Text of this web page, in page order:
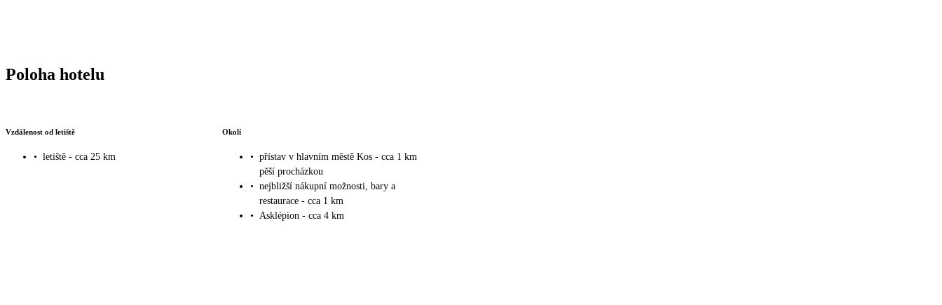
Poloha hotelu
Vzdálenost od letiště
• letiště - cca 25 km
Okolí
• přístav v hlavním městě Kos - cca 1 km
pěší procházkou
• nejbližší nákupní možnosti, bary a
restaurace - cca 1 km
•
Asklépion - cca 4 km